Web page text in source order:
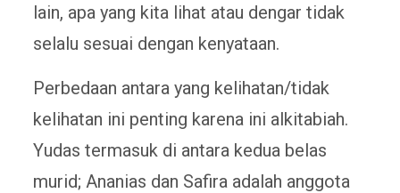
lain, apa yang kita lihat atau dengar tidak
selalu sesuai dengan kenyataan.
Perbedaan antara yang kelihatan/tidak
kelihatan ini penting karena ini alkitabiah.
Yudas termasuk di antara kedua belas
murid; Ananias dan Safira adalah anggota